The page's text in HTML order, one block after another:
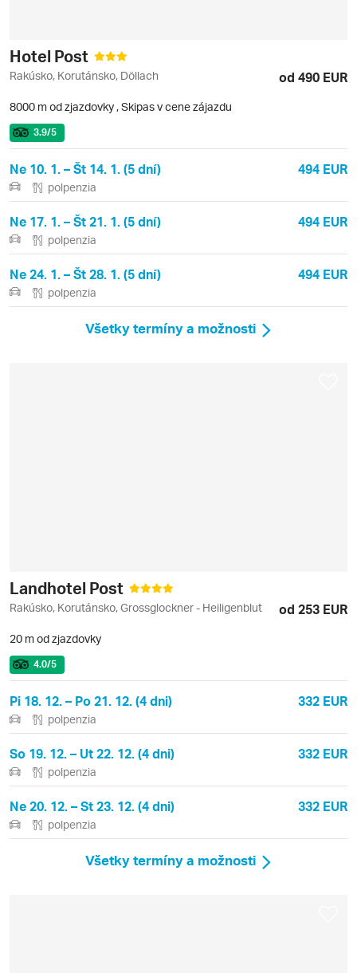
Hotel Post
Rakúsko, Korutánsko, Döllach od 490 EUR
8000 m od zjazdovky ,Skipas v cene zájazdu
3.9/5
Ne 10. 1. – Št 14. 1. (5 dní) 494 EUR
polpenzia
Ne 17. 1. – Št 21. 1. (5 dní) 494 EUR
polpenzia
Ne 24. 1. – Št 28. 1. (5 dní) 494 EUR
polpenzia
Všetky termíny a možnosti
Landhotel Post
Rakúsko, Korutánsko, Grossglockner - Heiligenblut od 253 EUR
20 m od zjazdovky
4.0/5
Pi 18. 12. – Po 21. 12. (4 dni) 332 EUR
polpenzia
So 19. 12. – Ut 22. 12. (4 dni) 332 EUR
polpenzia
Ne 20. 12. – St 23. 12. (4 dni) 332 EUR
polpenzia
Všetky termíny a možnosti